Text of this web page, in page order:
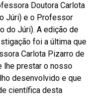
Doutora Carlota
Júri) e o Professor
do Júri). A edição de
foi a última que
Carlota Pizarro de
lhe prestar o nosso
desenvolvido e que
científica desta